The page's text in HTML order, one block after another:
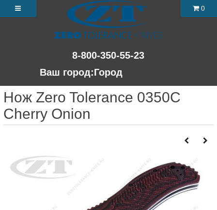
8-800-350-55-23
Ваш город:Город
0
Нож Zero Tolerance 0350C
Cherry Onion